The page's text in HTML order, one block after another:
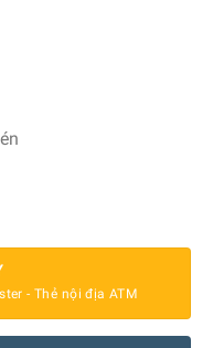
100630 Domino Schalen
- Thẻ nội địa ATM